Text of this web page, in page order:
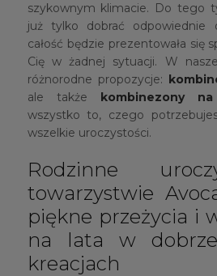
szykownym klimacie. Do tego
już tylko dobrać odpowiednie
całość będzie prezentowała się
Cię w żadnej sytuacji. W
różnorodne propozycje:
ale także kombinezony
wszystko to, czego
wszelkie uroczystości.
Rodzinne
towarzystwie
piękne przeżycia i
na lata w
kreacjach